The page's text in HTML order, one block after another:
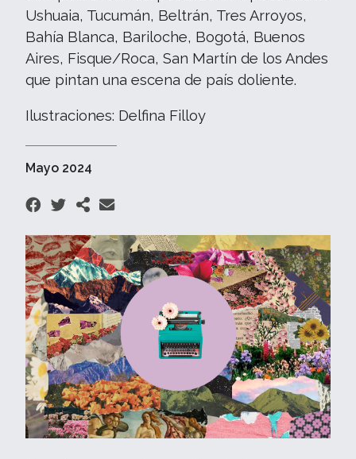
Ushuaia, Tucumán, Beltrán, Tres Arroyos,
Bahía Blanca, Bariloche, Bogotá, Buenos
Aires, Fisque/Roca, San Martín de los Andes
que pintan una escena de país doliente.
Ilustraciones: Delfina Filloy
Mayo 2024